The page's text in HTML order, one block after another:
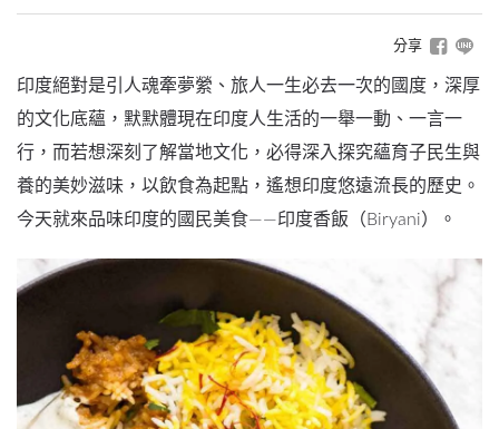
分享
印度絕對是引人魂牽夢縈、旅人一生必去一次的國度，深厚
的文化底蘊，默默體現在印度人生活的一舉一動、一言一
行，而若想深刻了解當地文化，必得深入探究蘊育子民生與
養的美妙滋味，以飲食為起點，遙想印度悠遠流長的歷史。
今天就來品味印度的國民美食——印度香飯（Biryani）。